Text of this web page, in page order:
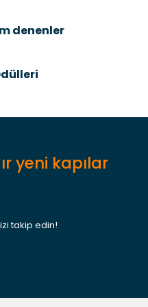
denenler
yeni kapılar
takip edin!